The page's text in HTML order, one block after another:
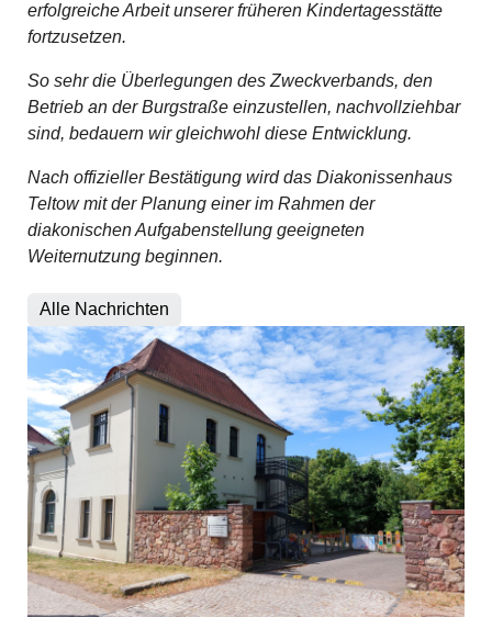
erfolgreiche Arbeit unserer früheren Kindertagesstätte
fortzusetzen.
So sehr die Überlegungen des Zweckverbands, den
Betrieb an der Burgstraße einzustellen, nachvollziehbar
sind, bedauern wir gleichwohl diese Entwicklung.
Nach offizieller Bestätigung wird das Diakonissenhaus
Teltow mit der Planung einer im Rahmen der
diakonischen Aufgabenstellung geeigneten
Weiternutzung beginnen.
Alle Nachrichten